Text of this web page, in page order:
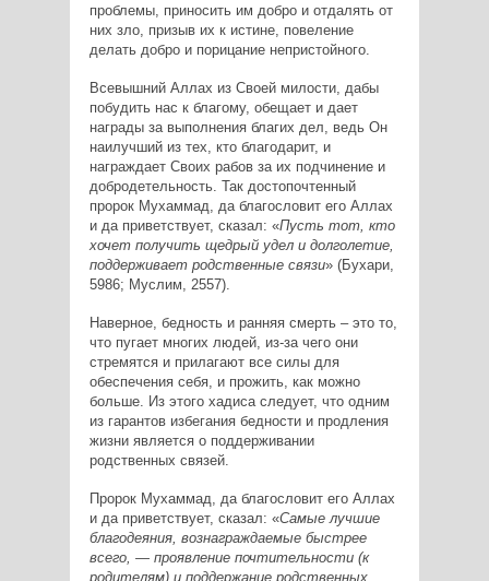
проблемы, приносить им добро и отдалять от
них зло, призыв их к истине, повеление
делать добро и порицание непристойного.
Всевышний Аллах из Своей милости, дабы
побудить нас к благому, обещает и дает
награды за выполнения благих дел, ведь Он
наилучший из тех, кто благодарит, и
награждает Своих рабов за их подчинение и
добродетельность. Так достопочтенный
пророк Мухаммад, да благословит его Аллах
и да приветствует, сказал: «Пусть тот, кто
хочет получить щедрый удел и долголетие,
поддерживает родственные связи» (Бухари,
5986; Муслим, 2557).
Наверное, бедность и ранняя смерть – это то,
что пугает многих людей, из-за чего они
стремятся и прилагают все силы для
обеспечения себя, и прожить, как можно
больше. Из этого хадиса следует, что одним
из гарантов избегания бедности и продления
жизни является о поддерживании
родственных связей.
Пророк Мухаммад, да благословит его Аллах
и да приветствует, сказал: «Самые лучшие
благодеяния, вознаграждаемые быстрее
всего, — проявление почтительности (к
родителям) и поддержание родственных